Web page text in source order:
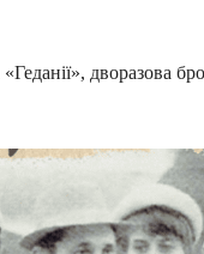
дворазова